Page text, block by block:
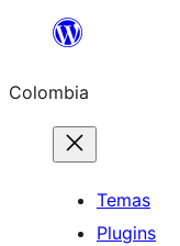
Saltar
contenido
Colombia
Temas
Plugins